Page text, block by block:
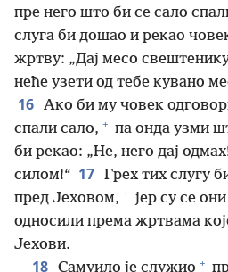
пре него што би се сало
слуга би дошао и рекао
жртву: „Дај месо
неће узети од тебе кувано
16 Ако би му човек
спали сало, + па онда узми
би рекао: „Не, него дај
силом!“ 17 Грех тих слугу
пред Јеховом, + јер су се они
односили према жртвама
Јехови.
18 Самуило је служио +